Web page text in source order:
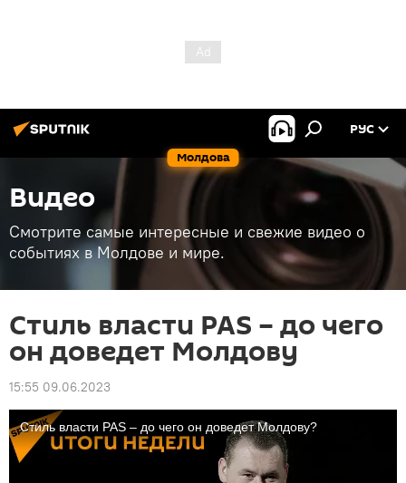
Молдова
РУС
Видео
Смотрите самые интересные и свежие видео о
событиях в Молдове и мире.
Стиль власти PAS – до чего
он доведет Молдову
15:55 09.06.2023